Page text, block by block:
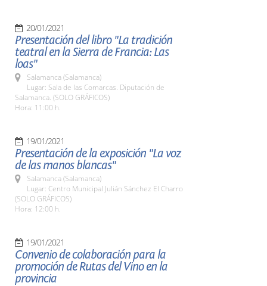
20/01/2021
Presentación del libro "La tradición
teatral en la Sierra de Francia: Las
loas"
Salamanca (Salamanca)
Lugar: Sala de las Comarcas. Diputación de
Salamanca. (SOLO GRÁFICOS)
Hora: 11:00 h.
19/01/2021
Presentación de la exposición "La voz
de las manos blancas"
Salamanca (Salamanca)
Lugar: Centro Municipal Julián Sánchez El Charro
(SOLO GRÁFICOS)
Hora: 12:00 h.
19/01/2021
Convenio de colaboración para la
promoción de Rutas del Vino en la
provincia